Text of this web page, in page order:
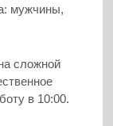
мужчины,
сложной
в 10:00.